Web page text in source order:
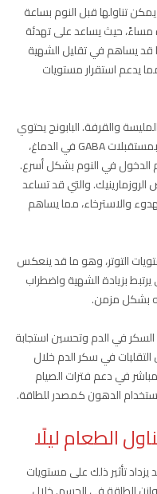
تناولها قبل النوم بساعة
مساءً، حيث يساعد على تهدئة
قد يساهم في تقليل الشهية
يدعم استقرار مستويات
والقرفة. البابونج يحتوي
على مركبات نباتية مثل الأبيجينين التي ترتبط بمستقبلات GABA في الدماغ،
الدخول في النوم بشكل أسرع.
والتي قد تساعد
والاسترخاء، مما يساهم
التوتر، وهو ما قد ينعكس
بزيادة الشهية واضطراب
بشكل مزمن.
في الدم وتحسين استجابة
في سكر الدم خلال
في دعم فترات الصيام
الدهون كمصدر للطاقة.
الطعام ليلًا
تأثير ذلك على مستويات